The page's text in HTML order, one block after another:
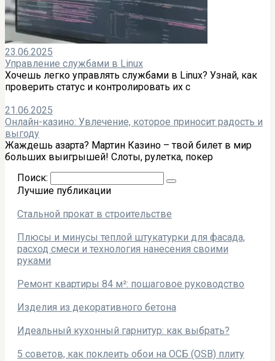
23.06.2025
Управление службами в Linux
Хочешь легко управлять службами в Linux? Узнай, как
проверить статус и контролировать их с
21.06.2025
Онлайн-казино: Увлечение, которое приносит радость и
выгоду
Жаждешь азарта? Мартин Казино – твой билет в мир
больших выигрышей! Слоты, рулетка, покер
Поиск:
Лучшие публикации
Стальной прокат в строительстве
Плюсы и минусы теплой штукатурки для фасада,
расход смеси и технология нанесения своими
руками
Ремонт квартиры 84 м²: пошаговое руководство
​​​​Изделия ​​из декоративного бетона
Идеальный кухонный гарнитур: как выбрать?
5 советов, как поклеить обои на ОСБ (OSB) плиту